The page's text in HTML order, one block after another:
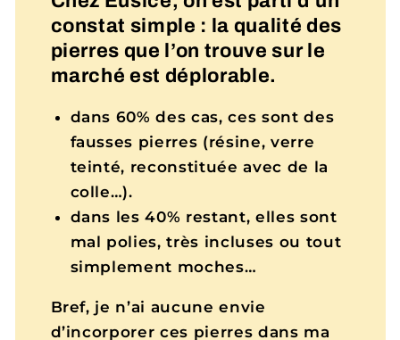
constat simple : la qualité des
pierres que l’on trouve sur le
marché est déplorable.
dans 60% des cas, ces sont des
fausses pierres (résine, verre
teinté, reconstituée avec de la
colle…).
dans les 40% restant, elles sont
mal polies, très incluses ou tout
simplement moches…
Bref, je n’ai aucune envie
d’incorporer ces pierres dans ma